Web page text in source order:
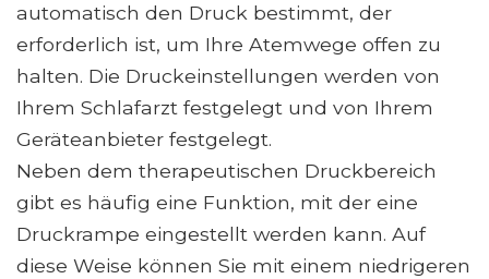
automatisch den Druck bestimmt, der
erforderlich ist, um Ihre Atemwege offen zu
halten. Die Druckeinstellungen werden von
Ihrem Schlafarzt festgelegt und von Ihrem
Geräteanbieter festgelegt.
Neben dem therapeutischen Druckbereich
gibt es häufig eine Funktion, mit der eine
Druckrampe eingestellt werden kann. Auf
diese Weise können Sie mit einem niedrigeren